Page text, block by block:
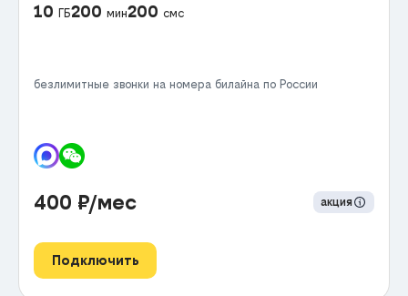
10 ГБ200 мин200 смс
безлимитные звонки на номера билайна по России
400 ₽/мес акция
Подключить